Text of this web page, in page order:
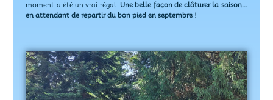
moment a été un vrai régal. Une belle façon de clôturer la saison…
en attendant de repartir du bon pied en septembre !